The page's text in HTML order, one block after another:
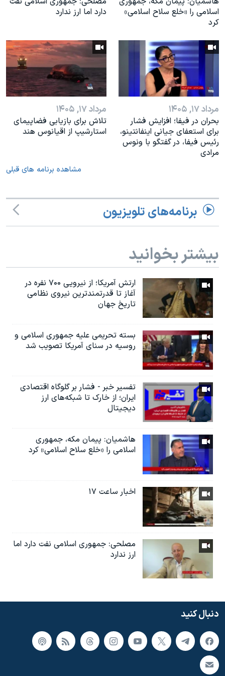
اسلامی را «خلع سلاح اسلامی»
کرد
دارد اما ارز ندارد
مرداد ۱۷, ۱۴۰۵
بحران در فیفا؛ افزایش فشار
برای استعفای جیانی اینفانتینو،
رئیس فیفا، در گفتگو با ونوس
مرادی
مرداد ۱۷, ۱۴۰۵
تلاش برای بازیابی فضاپیمای
استارشیپ از اقیانوس هند
مشاهده برنامه های قبلی
برنامه‌های تلویزیون
بیشتر بخوانید
ارتش آمریکا؛ از نيرویی ۷۰۰ نفره در
آغاز تا قدرتمندترین نیروی نظامی
تاریخ جهان
بسته تحریمی علیه جمهوری اسلامی و
روسیه در سنای آمریکا تصویب شد
تفسیر خبر - فشار بر گلوگاه اقتصادی
ایران؛ از خارک تا شبکه‌های ارز
دیجیتال
هاشمیان: پیمان مکه، جمهوری
اسلامی را «خلع سلاح اسلامی» کرد
اخبار ساعت ۱۷
مصلحی: جمهوری اسلامی نفت دارد اما
ارز ندارد
دنبال کنید